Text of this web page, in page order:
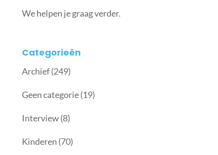
We helpen je graag verder.
Categorieën
Archief(249)
Geen categorie(19)
Interview(8)
Kinderen (70)